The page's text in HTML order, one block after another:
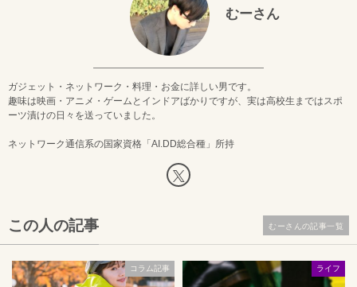
むーさん
ガジェット・ネットワーク・料理・お金に詳しい男です。
趣味は映画・アニメ・ゲームとインドアばかりですが、実は高校生まではスポ
ーツ漬けの日々を送っていました。
ネットワーク通信系の国家資格「AI.DD総合種」所持
この人の記事
コラム記事 ライフ
むーさんの記事一覧